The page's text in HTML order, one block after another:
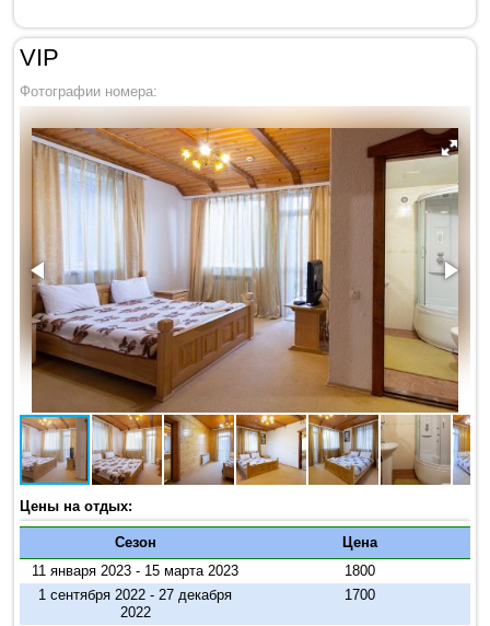
VIP
Фотографии номера:
Цены на отдых:
Сезон
Цена
11 января 2023 - 15 марта 2023
1800
1 сентября 2022 - 27 декабря
2022
1700